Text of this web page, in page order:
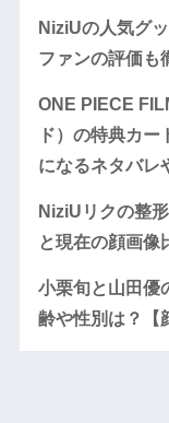
NiziUの人気グ
ファンの評価も
ONE PIECE
ド）の特典カ
になるネタバレ
NiziUリクの整
と現在の顔画像
小栗旬と山田優
齢や性別は？【